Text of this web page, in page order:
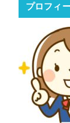
プロフィ